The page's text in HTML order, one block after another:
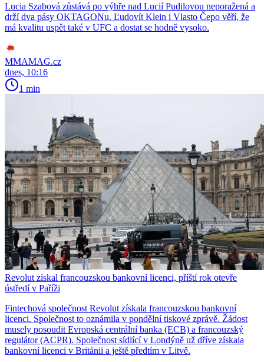
Lucia Szabová zůstává po výhře nad Lucií Pudilovou neporažená a
drží dva pásy OKTAGONu. Ľudovít Klein i Vlasto Čepo věří, že
má kvalitu uspět také v UFC a dostat se hodně vysoko.
MMAMAG.cz
dnes, 10:16
1 min
Revolut získal francouzskou bankovní licenci, příští rok otevře
ústředí v Paříži
Fintechová společnost Revolut získala francouzskou bankovní
licenci. Společnost to oznámila v pondělní tiskové zprávě. Žádost
musely posoudit Evropská centrální banka (ECB) a francouzský
regulátor (ACPR). Společnost sídlící v Londýně už dříve získala
bankovní licenci v Británii a ještě předtím v Litvě.